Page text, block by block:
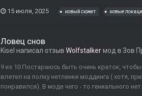
15 июля, 2025 новый сюжет новые
Ловец снов
Kisel написал отзыв Wolfstalkerмод в Зов
9 из 10 Постараюсь быть очень краток,
влетел на полку нетленки моддинга ( хотя,
понравился). В моде чего - то гениального